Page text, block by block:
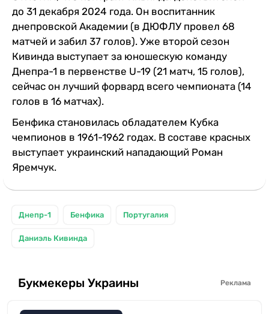
до 31 декабря 2024 года. Он воспитанник
днепровской Академии (в ДЮФЛУ провел 68
матчей и забил 37 голов). Уже второй сезон
Кивинда выступает за юношескую команду
Днепра-1 в первенстве U-19 (21 матч, 15 голов),
сейчас он лучший форвард всего чемпионата (14
голов в 16 матчах).
Бенфика становилась обладателем Кубка
чемпионов в 1961-1962 годах. В составе красных
выступает украинский нападающий Роман
Яремчук.
Днепр-1 Бенфика Португалия
Даниэль Кивинда
Букмекеры Украины Реклама